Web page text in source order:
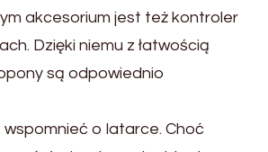
akcesorium jest też kontroler
Dzięki niemu z łatwością
są odpowiednio
o latarce. Choć